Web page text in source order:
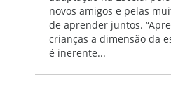
novos amigos e pelas
de aprender juntos.
crianças a dimensão da
é inerente...